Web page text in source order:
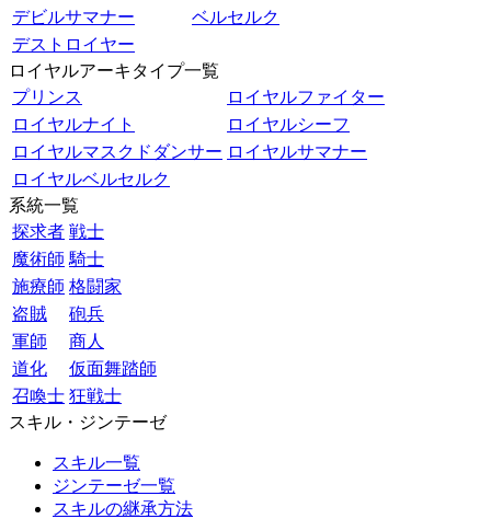
デビルサマナー
ベルセルク
デストロイヤー
ロイヤルアーキタイプ一覧
プリンス
ロイヤルファイター
ロイヤルナイト
ロイヤルシーフ
ロイヤルマスクドダンサー ロイヤルサマナー
ロイヤルベルセルク
系統一覧
探求者 戦士
魔術師 騎士
施療師 格闘家
盗賊
砲兵
軍師
商人
道化
仮面舞踏師
召喚士 狂戦士
スキル・ジンテーゼ
スキル一覧
ジンテーゼ一覧
スキルの継承方法